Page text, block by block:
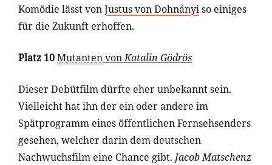
Komödie lässt vonJustus von Dohnányiso einiges
für die Zukunft erhoffen.
Platz 10MutantenvonKatalin Gödrös
Dieser Debütfilm dürfte eher unbekannt sein.
Vielleicht hat ihn der ein oder andere im
Spätprogramm eines öffentlichen Fernsehsenders
gesehen, welcher darin dem deutschen
Nachwuchsfilm eine Chance gibt. Jacob Matschenz